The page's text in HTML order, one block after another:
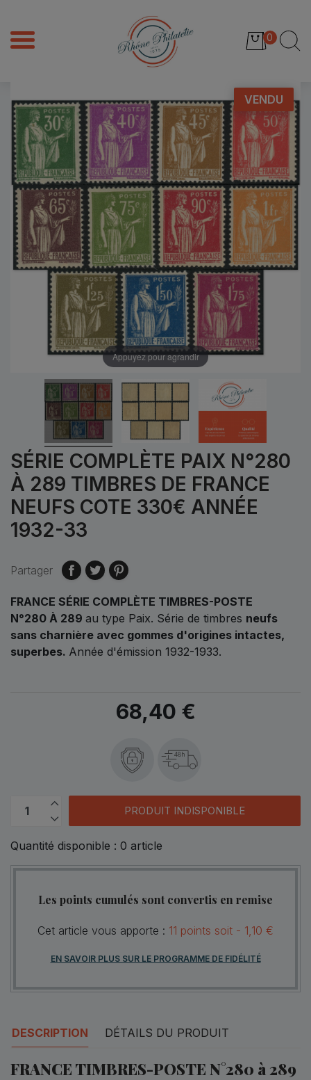
0
VENDU
Appuyez pour agrandir
SÉRIE COMPLÈTE PAIX N°280
À 289 TIMBRES DE FRANCE
NEUFS COTE 330€ ANNÉE
1932-33
Partager
FRANCE SÉRIE COMPLÈTE TIMBRES-POSTE
N°280 À 289 au type Paix. Série de timbres neufs
sans charnière avec gommes d'origines intactes,
superbes. Année d'émission 1932-1933.
68,40 €
48h
PRODUIT INDISPONIBLE
Quantité disponible : 0 article
Les points cumulés sont convertis en remise
Cet article vous apporte : 11 points soit - 1,10 €
EN SAVOIR PLUS SUR LE PROGRAMME DE FIDÉLITÉ
DESCRIPTION DÉTAILS DU PRODUIT
FRANCE TIMBRES-POSTE N°280 à 289